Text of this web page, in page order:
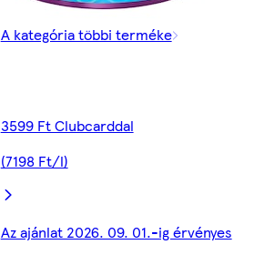
A kategória többi terméke
3599 Ft Clubcarddal
(7198 Ft/l)
Az ajánlat 2026. 09. 01.-ig érvényes